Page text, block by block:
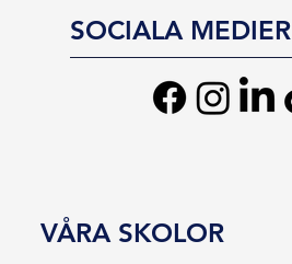
SOCIALA MEDIER
VÅRA SKOLOR